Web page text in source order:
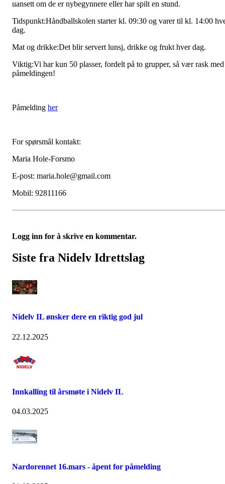
uansett om de er nybegynnere eller har spilt en stund.
Tidspunkt:Håndballskolen starter kl. 09:30 og varer til kl. 14:00
dag.
Mat og drikke:Det blir servert lunsj, drikke og frukt hver dag.
Viktig:Vi har kun 50 plasser, fordelt på to grupper, så vær rask med
påmeldingen!
Påmelding her
For spørsmål kontakt:
Maria Hole-Forsmo
E-post: maria.hole@gmail.com
Mobil: 92811166
Logg inn for å skrive en kommentar.
Siste fra Nidelv Idrettslag
Nidelv IL ønsker dere en riktig god jul
22.12.2025
Innkalling til årsmøte i Nidelv IL
04.03.2025
Nardorennet 16.mars - åpent for påmelding